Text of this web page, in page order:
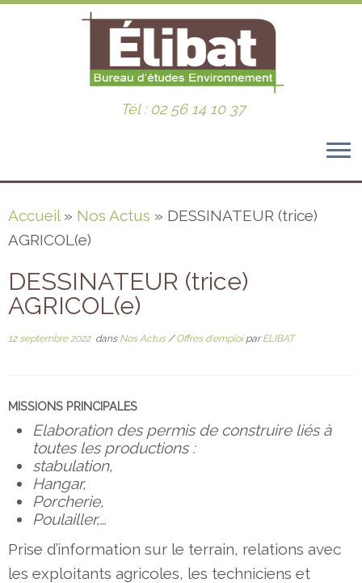
au
contenu
Tél : 02 56 14 10 37
Accueil » Nos Actus » DESSINATEUR (trice)
AGRICOL(e)
DESSINATEUR (trice)
AGRICOL(e)
12 septembre 2022dans Nos Actus/Offres d'emploi parELIBAT
MISSIONS PRINCIPALES
Elaboration des permis de construire liés à
toutes les productions :
stabulation,
Hangar,
Porcherie,
Poulailler,…
Prise d’information sur le terrain, relations avec
les exploitants agricoles, les techniciens et